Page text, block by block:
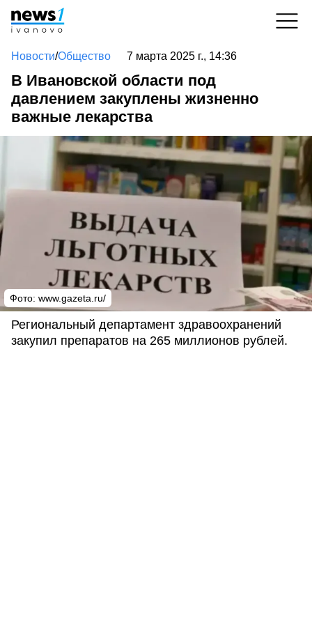
Новости/Общество 7 марта 2025 г., 14:36
В Ивановской области под
давлением закуплены жизненно
важные лекарства
Фото: www.gazeta.ru/
Региональный департамент здравоохранений
закупил препаратов на 265 миллионов рублей.